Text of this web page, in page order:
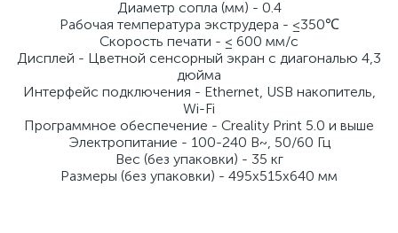
Диаметр сопла (мм) - 0.4
Рабочая температура экструдера - ≤350℃
Скорость печати - ≤ 600 мм/с
Дисплей - Цветной сенсорный экран с диагональю 4,3
дюйма
Интерфейс подключения - Ethernet, USB накопитель,
Wi-Fi
Программное обеспечение - Creality Print 5.0 и выше
Электропитание - 100-240 В~, 50/60 Гц
Вес (без упаковки) - 35 кг
Размеры (без упаковки) - 495х515х640 мм